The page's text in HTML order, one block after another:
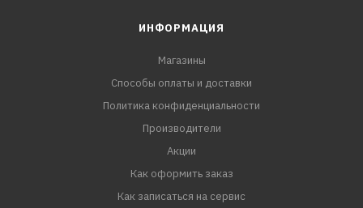
ИНФОРМАЦИЯ
Магазины
Способы оплаты и доставки
Политика конфиденциальности
Производители
Акции
Как оформить заказ
Как записаться на сервис